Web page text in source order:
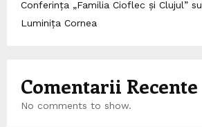
Conferința „Familia Cioflec și Clujul”
Luminița Cornea
Comentarii Recente
No comments to show.